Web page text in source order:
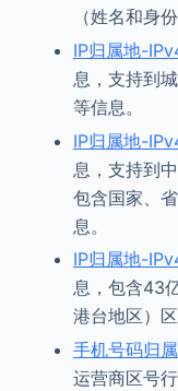
（姓名和身
IP归属地-
息，支持到
等信息。
IP归属地-
息，支持到
包含国家、
息。
IP归属地-
息，包含43
港台地区）
手机号码归
运营商区号